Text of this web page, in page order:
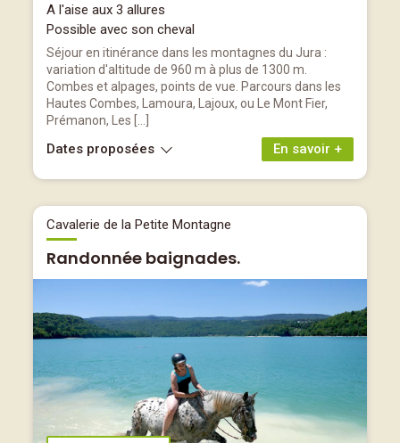
A l'aise aux 3 allures
Possible avec son cheval
Séjour en itinérance dans les montagnes du Jura :
variation d'altitude de 960 m à plus de 1300 m.
Combes et alpages, points de vue. Parcours dans les
Hautes Combes, Lamoura, Lajoux, ou Le Mont Fier,
Prémanon, Les […]
En savoir +
Dates proposées
Cavalerie de la Petite Montagne
Randonnée baignades.